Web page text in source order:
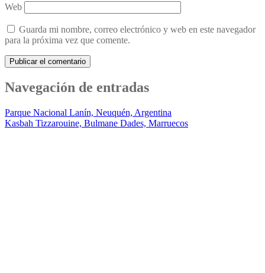
Web
Guarda mi nombre, correo electrónico y web en este navegador
para la próxima vez que comente.
Navegación de entradas
Parque Nacional Lanín, Neuquén, Argentina
Kasbah Tizzarouine, Bulmane Dades, Marruecos